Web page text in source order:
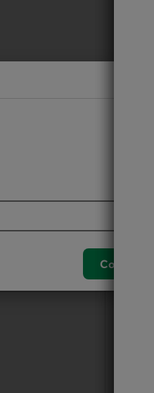
Confirmer
à
d’administration